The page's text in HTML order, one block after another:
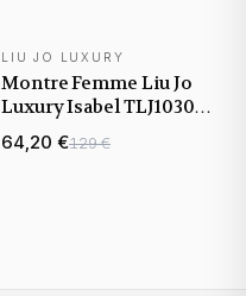
LIU JO LUXURY
Montre Femme Liu Jo
Luxury Isabel TLJ1030
Argent
64,20 €129 €